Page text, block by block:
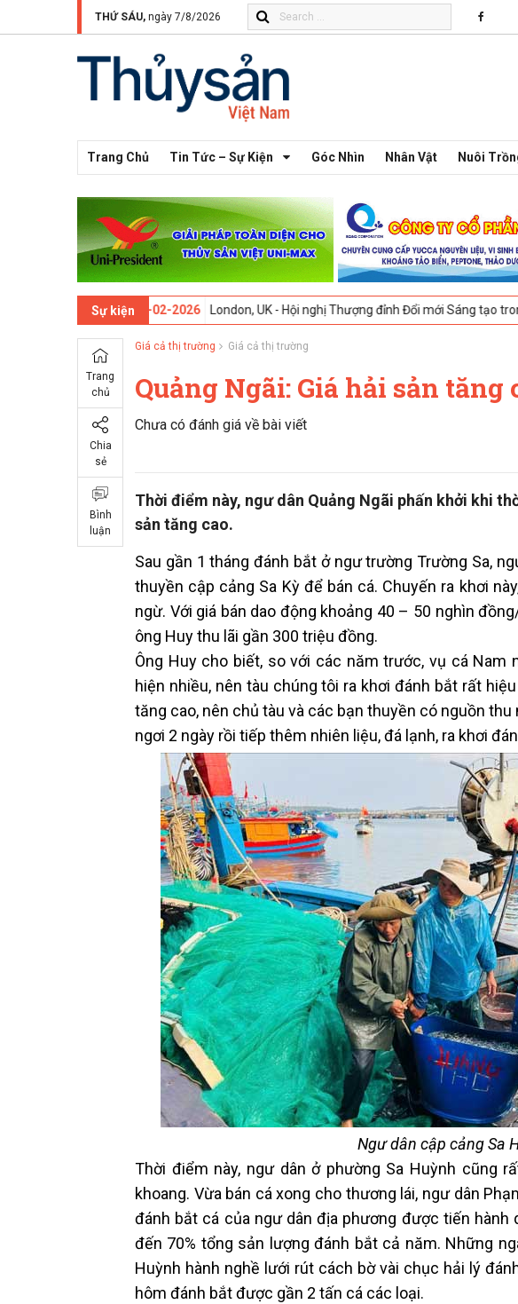
THỨ SÁU, ngày 7/8/2026
Trang Chủ Tin Tức – Sự Kiện Góc Nhìn Nhân Vật Nuôi
Sự kiện
09-02-2026 London, UK - Hội nghị Thượng đỉnh Đổi mới Sáng tạo trong Ngành
Trang
chủ
Chia
sẻ
Bình
luận
Giá cả thị trường Giá cả thị trường
Quảng Ngãi: Giá hải sản
Chưa có đánh giá về bài viết
Thời điểm này, ngư dân Quảng Ngãi phấn khởi khi
sản tăng cao.
Sau gần 1 tháng đánh bắt ở ngư trường Trường Sa,
thuyền cập cảng Sa Kỳ để bán cá. Chuyến ra khơi
ngừ. Với giá bán dao động khoảng 40 – 50 nghìn
ông Huy thu lãi gần 300 triệu đồng.
Ông Huy cho biết, so với các năm trước, vụ cá
hiện nhiều, nên tàu chúng tôi ra khơi đánh bắt rất
tăng cao, nên chủ tàu và các bạn thuyền có nguồn
ngơi 2 ngày rồi tiếp thêm nhiên liệu, đá lạnh, ra khơi
Ngư dân cập cảng Sa
Thời điểm này, ngư dân ở phường Sa Huỳnh cũng
khoang. Vừa bán cá xong cho thương lái, ngư dân
đánh bắt cá của ngư dân địa phương được tiến
đến 70% tổng sản lượng đánh bắt cả năm. Những
Huỳnh hành nghề lưới rút cách bờ vài chục hải lý
hôm đánh bắt được gần 2 tấn cá các loại.